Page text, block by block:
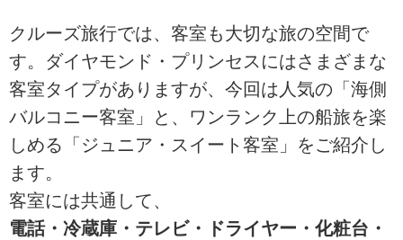
クルーズ旅行では、客室も大切な旅の空間で
す。ダイヤモンド・プリンセスにはさまざまな
客室タイプがありますが、今回は人気の「海側
バルコニー客室」と、ワンランク上の船旅を楽
しめる「ジュニア・スイート客室」をご紹介し
ます。
客室には共通して、
電話・冷蔵庫・テレビ・ドライヤー・化粧台・